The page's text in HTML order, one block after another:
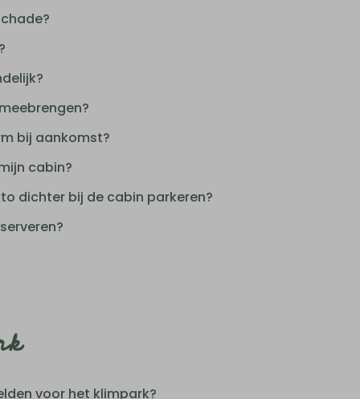
bij aankomst?
cabin?
dichter bij de cabin parkeren?
voor het klimpark?